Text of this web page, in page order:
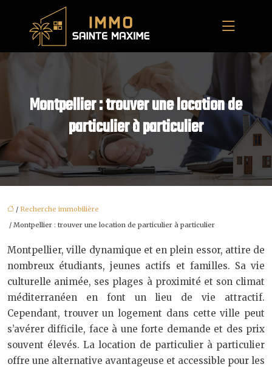
Montpellier : trouver une location de
particulier à particulier
/ Recherche immobilière
/ Montpellier : trouver une location de particulier à particulier
Montpellier, ville dynamique et en plein essor, attire de
nombreux étudiants, jeunes actifs et familles. Sa vie
culturelle animée, ses plages à proximité et son climat
méditerranéen en font un lieu de vie attractif.
Cependant, trouver un logement dans cette ville peut
s’avérer difficile, face à une forte demande et des prix
souvent élevés. La location de particulier à particulier
offre une alternative avantageuse et accessible pour les